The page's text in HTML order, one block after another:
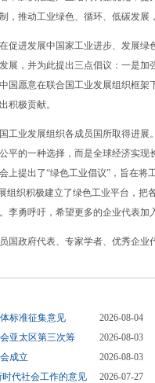
，推动工业绿色、循环、低碳发展
进发展中国家工业进步、发展绿
展，并为此提出三点倡议：一是
国愿意在联合国工业发展组织框
积极贡献。
业发展组织各成员国所取得进展
平的一种选择，而是全球经济实
上提出了“绿色工业倡议”，旨在
组织积极建立了绿色工业平台，
李勇呼吁，希望更多的企业代表
政府代表、专家学者、优秀企业
标准征集意见
2026-08-04
亚太区第三次筹
2026-08-03
成立
2026-08-03
代社会工作的意见
2026-07-27